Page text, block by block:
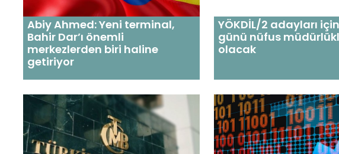
Abiy Ahmed: Yeni terminal,
Bahir Dar’ı önemli
merkezlerden biri haline
getiriyor
YÖKDİL/2 adayları
günü nüfus
olacak